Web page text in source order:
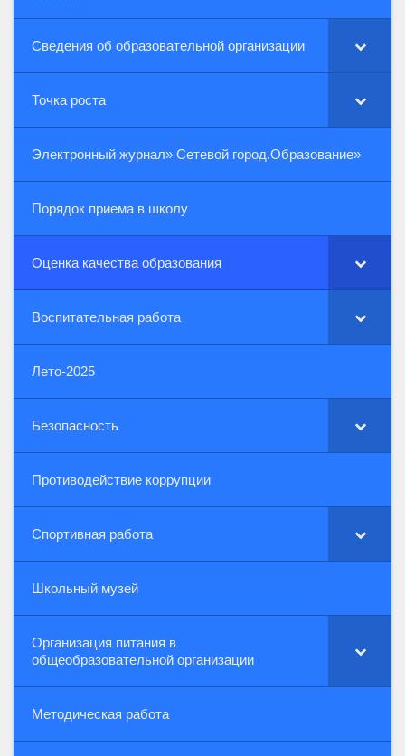
Сведения об образовательной организации
Точка роста
Электронный журнал» Сетевой город.Образование»
Порядок приема в школу
Оценка качества образования
Воспитательная работа
Лето-2025
Безопасность
Противодействие коррупции
Спортивная работа
Школьный музей
Организация питания в
общеобразовательной организации
Методическая работа